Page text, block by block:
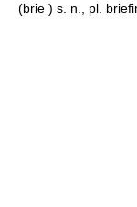
(brie ) s. n., pl.